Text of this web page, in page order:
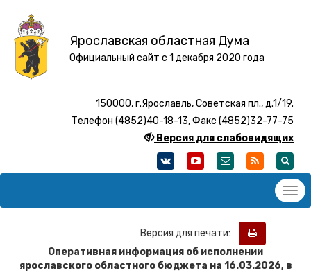
Ярославская областная Дума
Официальный сайт с 1 декабря 2020 года
150000, г.Ярославль, Советская пл., д.1/19.
Телефон (4852)40-18-13, Факс (4852)32-77-75
Версия для слабовидящих
Версия для печати:
Оперативная информация об исполнении
ярославского областного бюджета на 16.03.2026, в